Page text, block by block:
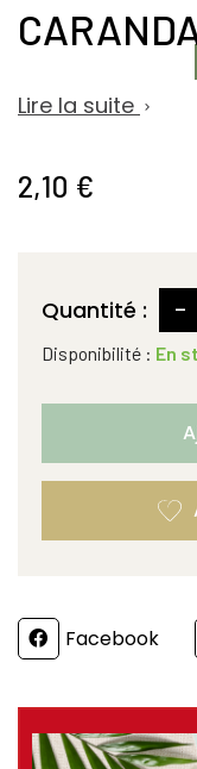
Lire la suite 
2,10 €
Quantité : -
Disponibilité : En
PartagerFacebook